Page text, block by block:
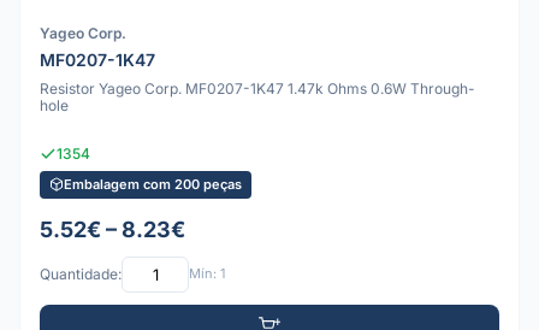
Yageo Corp.
MF0207-1K47
Resistor Yageo Corp. MF0207-1K47 1.47k Ohms 0.6W Through-
hole
1354
Embalagem com 200 peças
5.52€ – 8.23€
Quantidade: Mín: 1